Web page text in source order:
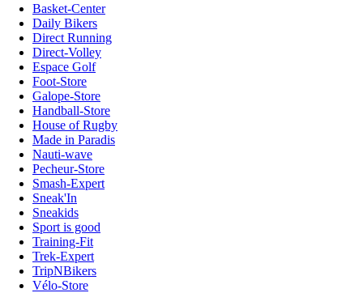
Basket-Center
Daily Bikers
Direct Running
Direct-Volley
Espace Golf
Foot-Store
Galope-Store
Handball-Store
House of Rugby
Made in Paradis
Nauti-wave
Pecheur-Store
Smash-Expert
Sneak'In
Sneakids
Sport is good
Training-Fit
Trek-Expert
TripNBikers
Vélo-Store